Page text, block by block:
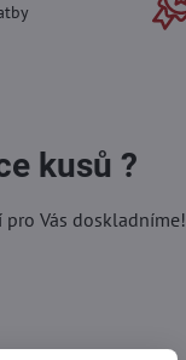
kusů ?
Vás doskladníme!